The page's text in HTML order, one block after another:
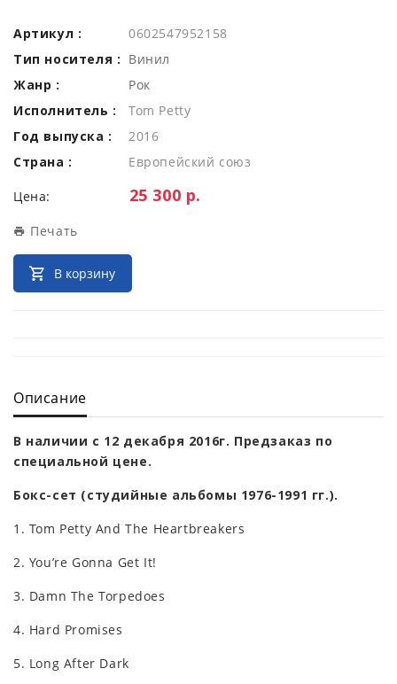
Артикул :
0602547952158
Тип носителя : Винил
Жанр :
Рок
Исполнитель :
Tom Petty
Год выпуска :
2016
Страна :
Европейский союз
Цена: Цена:
25 300 р.
Печать
В корзину
Описание
В наличии с 12 декабря 2016г. Предзаказ по
специальной цене.
Бокс-сет (студийные альбомы 1976-1991 гг.).
1. Tom Petty And The Heartbreakers
2. You’re Gonna Get It!
3. Damn The Torpedoes
4. Hard Promises
5. Long After Dark